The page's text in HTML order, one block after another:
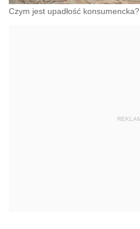
Czym jest upadłość konsumencka?